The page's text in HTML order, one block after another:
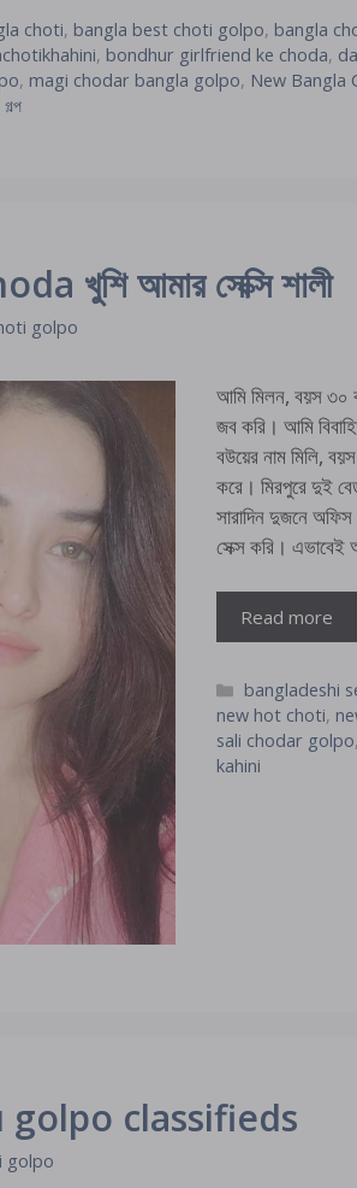
choti, bangla best choti golpo, bangla
, bondhur girlfriend ke choda,
, magi chodar bangla golpo, New Bangla
খুশি আমার সেক্সি শালী
golpo
আমি মিলন, বয়স ৩০
জব করি। আমি
বউয়ের নাম মিলি,
করে। মিরপুরে দুই
সারাদিন দুজনে অফিস
সেক্স করি। এভাবেই
Read more
Categories
bangladeshi
new hot choti,
sali chodar golpo,
kahini
golpo classifieds
golpo